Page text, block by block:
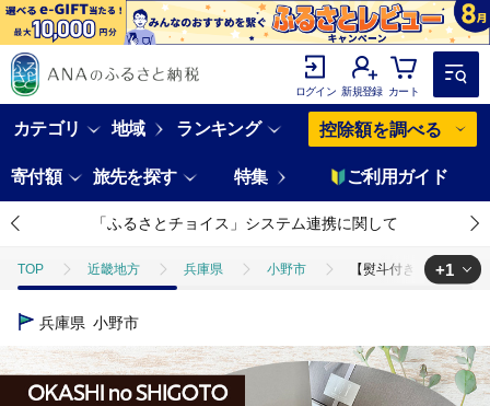
ログイン 新規登録 カート
カテゴリ 地域 ランキング 控除額を調べる
寄付額 旅先を探す 特集 ご利用ガイド
「ふるさとチョイス」システム連携に関して
TOP 近畿地方 兵庫県 小野市 【熨斗付き】おすす
TOP
+1
兵庫県 小野市